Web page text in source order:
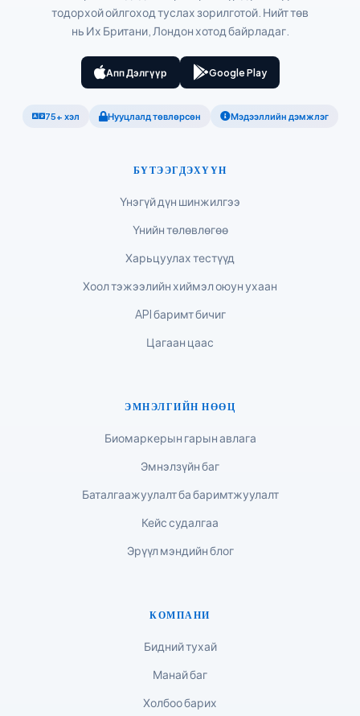
тодорхой ойлгоход туслах зорилготой. Нийт төв
нь Их Британи, Лондон хотод байрладаг.
Апп Дэлгүүр Google Play
75+ хэл Нууцлалд төвлөрсөн Мэдээллийн дэмжлэг
БҮТЭЭГДЭХҮҮН
Үнэгүй дүн шинжилгээ
Үнийн төлөвлөгөө
Харьцуулах тестүүд
Хоол тэжээлийн хиймэл оюун ухаан
API баримт бичиг
Цагаан цаас
ЭМНЭЛГИЙН НӨӨЦ
Биомаркерын гарын авлага
Эмнэлзүйн баг
Баталгаажуулалт ба баримтжуулалт
Кейс судалгаа
Эрүүл мэндийн блог
КОМПАНИ
Бидний тухай
Манай баг
Холбоо барих
ဗမာစာ
ភាសាខ្មែរ
Kiswahili
አማርኛ
Українська